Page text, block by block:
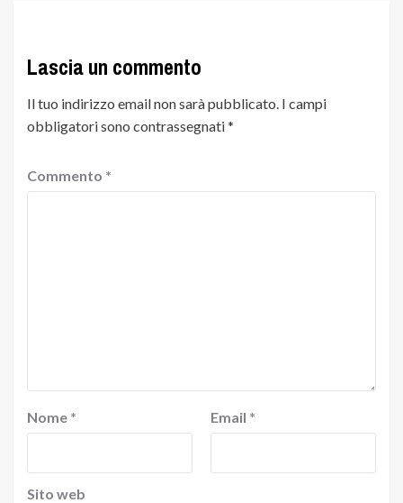
Lascia un commento
Il tuo indirizzo email non sarà pubblicato. I campi
obbligatori sono contrassegnati*
Commento *
Nome * Email *
Sito web